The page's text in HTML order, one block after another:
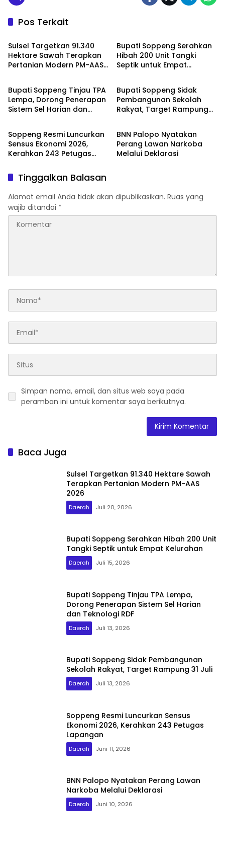
Pos Terkait
Daerah
Sulsel Targetkan 91.340
Hektare Sawah Terapkan
Pertanian Modern PM-AAS
Bupati Soppeng Serahkan
Hibah 200 Unit Tangki
Septik untuk Empat
Daerah
Bupati Soppeng Tinjau TPA
Lempa, Dorong Penerapan
Sistem Sel Harian dan
Daerah
Bupati Soppeng Sidak
Pembangunan Sekolah
Rakyat, Target Rampung
Daerah
Soppeng Resmi Luncurkan
Sensus Ekonomi 2026,
Kerahkan 243 Petugas
Daerah
BNN Palopo Nyatakan
Perang Lawan Narkoba
Melalui Deklarasi
Tinggalkan Balasan
Alamat email Anda tidak akan dipublikasikan. Ruas yang
wajib ditandai *
Simpan nama, email, dan situs web saya pada
peramban ini untuk komentar saya berikutnya.
Baca Juga
Sulsel Targetkan 91.340 Hektare Sawah
Terapkan Pertanian Modern PM-AAS
2026
Daerah Juli 20, 2026
Bupati Soppeng Serahkan Hibah 200 Unit
Tangki Septik untuk Empat Kelurahan
Daerah Juli 15, 2026
Bupati Soppeng Tinjau TPA Lempa,
Dorong Penerapan Sistem Sel Harian
dan Teknologi RDF
Daerah Juli 13, 2026
Bupati Soppeng Sidak Pembangunan
Sekolah Rakyat, Target Rampung 31 Juli
Daerah Juli 13, 2026
Soppeng Resmi Luncurkan Sensus
Ekonomi 2026, Kerahkan 243 Petugas
Lapangan
Daerah Juni 11, 2026
BNN Palopo Nyatakan Perang Lawan
Narkoba Melalui Deklarasi
Daerah Juni 10, 2026